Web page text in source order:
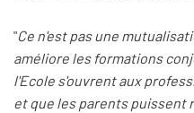
"Ce n'est pas une
améliore les formations
l'Ecole s'ouvrent aux
et que les parents puissent